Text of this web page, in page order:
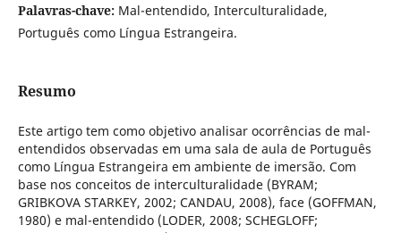
Palavras-chave: Mal-entendido, Interculturalidade,
Português como Língua Estrangeira.
Resumo
Este artigo tem como objetivo analisar ocorrências de mal-
entendidos observadas em uma sala de aula de Português
como Língua Estrangeira em ambiente de imersão. Com
base nos conceitos de interculturalidade (BYRAM;
GRIBKOVA STARKEY, 2002; CANDAU, 2008), face (GOFFMAN,
1980) e mal-entendido (LODER, 2008; SCHEGLOFF;